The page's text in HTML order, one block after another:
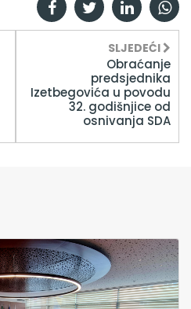
SLJEDEĆI
Obraćanje
predsjednika
Izetbegovića u povodu
32. godišnjice od
osnivanja SDA